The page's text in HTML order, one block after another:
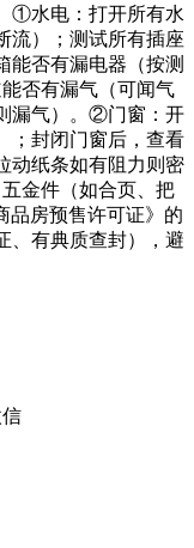
①水电：打开所有水
流）；测试所有插座
能否有漏电器（按测
否有漏气（可闻气
漏气）。②门窗：开
；封闭门窗后，查看
动纸条如有阻力则密
金件（如合页、把
品房预售许可证》的
、有典质查封），避